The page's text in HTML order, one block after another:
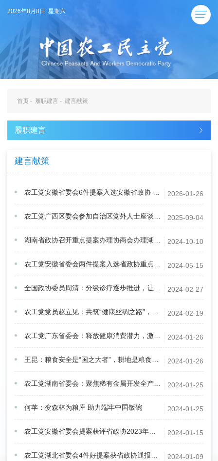
2026年8月8日 星期六
首页 - 履职建言 - 建言献策
履职建言
建言献策
2026-01-26
农工党安徽省委会6件提案入选安徽省政协 2025年度好提案
2025-09-04
农工党广西区委会参加自治区党外人士座谈会并建言
2024-10-10
湖南省政协召开重点提案办理协商会办理湖南省农工党界别提案
2024-05-15
农工党安徽省委会两件提案入选省政协重点提案
2024-02-27
全国政协委员周清：分级诊疗逐步推进，让恶性肿瘤成为能在“家门口”诊治的慢性病
2024-02-19
农工党党员赵立见：共筑“健康丝绸之路”，促进“一带一路”国家健康卫生全面提升
2024-01-26
农工党广东省委会：释放健康消费潜力，激活发展“强引擎”
2024-01-26
王昆：粮食安全是“国之大者”，耕地是粮食生产的命根子
2024-01-25
农工党湖南省委会：聚焦稀有金属开发全产业链布局，提升战略性资源供应保障能力
2024-01-25
何苹：变森林为粮库 助力端牢中国饭碗
2024-01-15
农工党安徽省委会提案获评省政协2023年度好提案
2024-01-09
农工党湖北省委会4件好提案获省政协通报表扬